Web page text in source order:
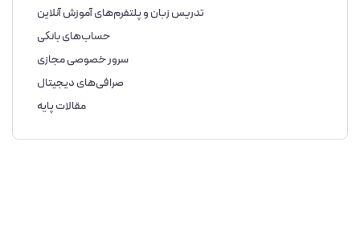
تدریس زبان و پلتفرم‌های آموزش آنلاین
حساب‌های بانکی
سرور خصوصی مجازی
صرافی‌های دیجیتال
مقالات پایه